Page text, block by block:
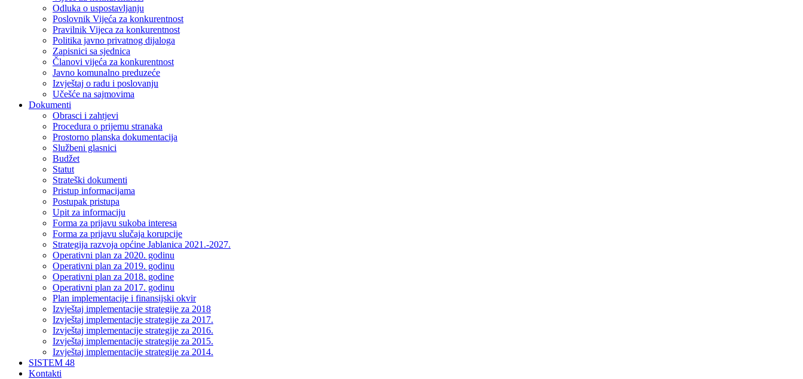
Odluka o uspostavljanju
Poslovnik Vijeća za konkurentnost
Pravilnik Vijeca za konkurentnost
Politika javno privatnog dijaloga
Zapisnici sa sjednica
Članovi vijeća za konkurentnost
Javno komunalno preduzeće
Izvještaj o radu i poslovanju
Učešće na sajmovima
Dokumenti
Obrasci i zahtjevi
Procedura o prijemu stranaka
Prostorno planska dokumentacija
Službeni glasnici
Budžet
Statut
Strateški dokumenti
Pristup informacijama
Postupak pristupa
Upit za informaciju
Forma za prijavu sukoba interesa
Forma za prijavu slučaja korupcije
Strategija razvoja općine Jablanica 2021.-2027.
Operativni plan za 2020. godinu
Operativni plan za 2019. godinu
Operativni plan za 2018. godine
Operativni plan za 2017. godinu
Plan implementacije i finansijski okvir
Izvještaj implementacije strategije za 2018
Izvještaj implementacije strategije za 2017.
Izvještaj implementacije strategije za 2016.
Izvještaj implementacije strategije za 2015.
Izvještaj implementacije strategije za 2014.
SISTEM 48
Kontakti